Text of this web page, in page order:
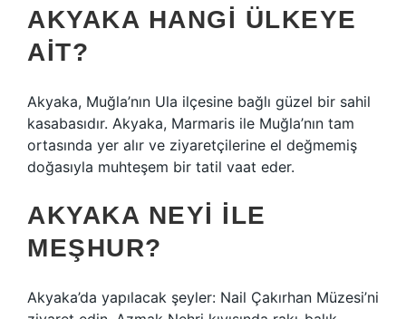
AKYAKA HANGI ÜLKEYE
AIT?
Akyaka, Muğla’nın Ula ilçesine bağlı güzel bir sahil
kasabasıdır. Akyaka, Marmaris ile Muğla’nın tam
ortasında yer alır ve ziyaretçilerine el değmemiş
doğasıyla muhteşem bir tatil vaat eder.
AKYAKA NEYI ILE
MEŞHUR?
Akyaka’da yapılacak şeyler: Nail Çakırhan Müzesi’ni